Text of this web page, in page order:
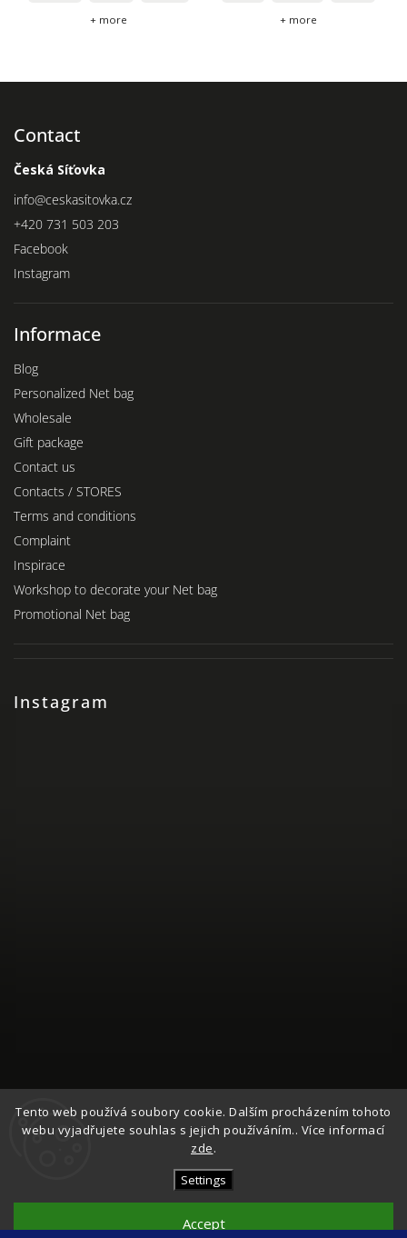
Tento web používá soubory cookie. Dalším procházením tohoto
webu vyjadřujete souhlas s jejich používáním.. Více informací
zde.
Settings
Accept
+ more + more
Contact
Česká Síťovka
info@ceskasitovka.cz
+420 731 503 203
Facebook
Instagram
Informace
Blog
Personalized Net bag
Wholesale
Gift package
Contact us
Contacts / STORES
Terms and conditions
Complaint
Inspirace
Workshop to decorate your Net bag
Promotional Net bag
Instagram
Follow on Instagram
Česká Síťovka
Edit cookie settings